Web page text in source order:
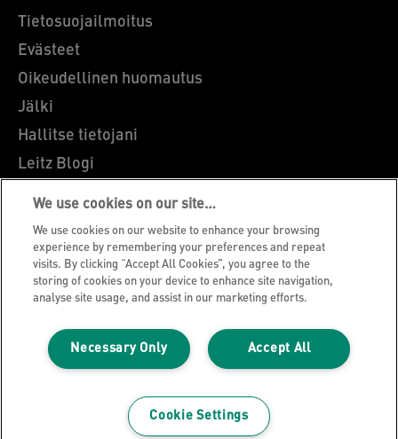
Tietosuojailmoitus
Evästeet
Oikeudellinen huomautus
Jälki
Hallitse tietojani
Leitz Blogi
Ammatti
Leitz EasyPrint
Asiakastuki
Pakkausten kierrätysohjeet
Takuuehdot
Vaatimustenmukaisuusvakuutukset
Sivukartta
©2026 ACCO Brands
We use cookies on our site…
We use cookies on our website to enhance your browsing
experience by remembering your preferences and repeat
visits. By clicking “Accept All Cookies”, you agree to the
storing of cookies on your device to enhance site navigation,
analyse site usage, and assist in our marketing efforts.
Accept All
Necessary Only
Cookie Settings